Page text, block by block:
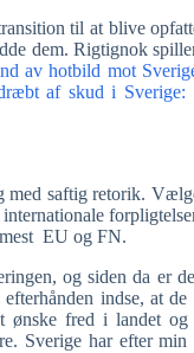
til at blive
dem. Rigtignok
av hotbild mot
af skud i
saftig retorik.
EU og FN.
og siden da er
indse, at
fred i landet
Sverige har efter min